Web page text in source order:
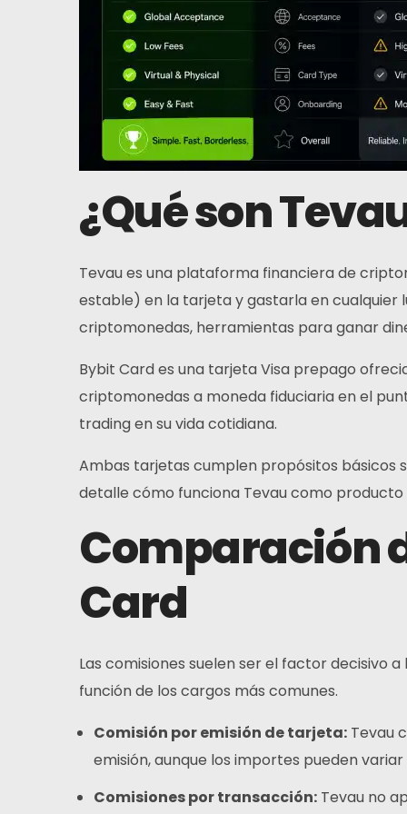
Hogar
Billetera
Finanzas
¿Qué son
Tevau es una plataforma financiera de
estable) en la tarjeta y gastarla en cualquier
criptomonedas, herramientas para ganar
Bybit Card es una tarjeta Visa prepago
criptomonedas a moneda fiduciaria en el
trading en su vida cotidiana.
Ambas tarjetas cumplen propósitos básicos
detalle cómo funciona Tevau como
Comparación
Card
Las comisiones suelen ser el factor decisivo
función de los cargos más comunes.
Comisión por emisión de tarjeta: Tevau
emisión, aunque los importes pueden
Comisiones por transacción: Tevau no